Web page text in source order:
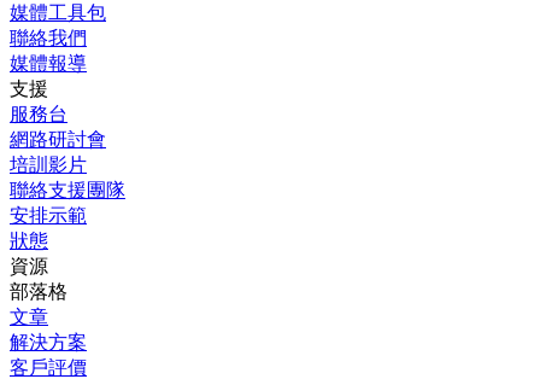
媒體工具包
聯絡我們
媒體報導
支援
服務台
網路研討會
培訓影片
聯絡支援團隊
安排示範
狀態
資源
部落格
文章
解決方案
客戶評價